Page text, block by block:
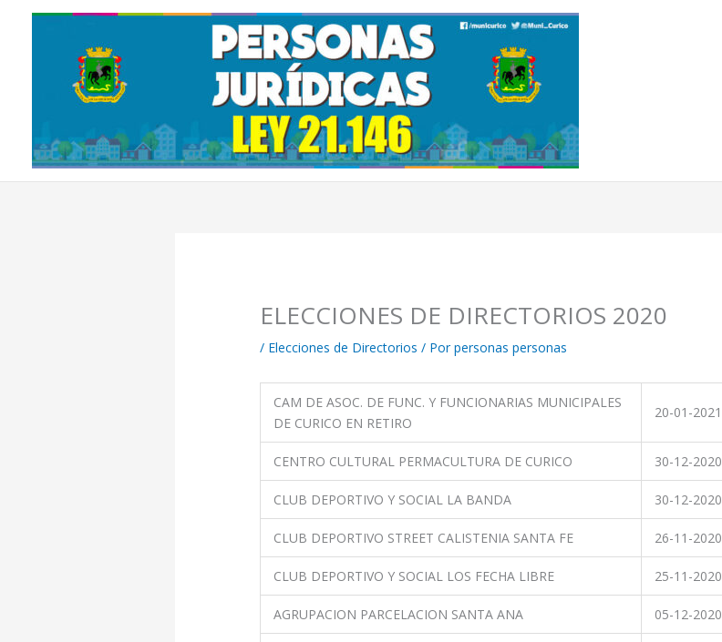
ELECCIONES DE DIRECTORIOS 2020
/ Elecciones de Directorios / Porpersonas personas
CAM DE ASOC. DE FUNC. Y FUNCIONARIAS MUNICIPALES
DE CURICO EN RETIRO
20-01-2021
CENTRO CULTURAL PERMACULTURA DE CURICO 30-12-2020
CLUB DEPORTIVO Y SOCIAL LA BANDA 30-12-2020
CLUB DEPORTIVO STREET CALISTENIA SANTA FE 26-11-2020
CLUB DEPORTIVO Y SOCIAL LOS FECHA LIBRE 25-11-2020
AGRUPACION PARCELACION SANTA ANA 05-12-2020